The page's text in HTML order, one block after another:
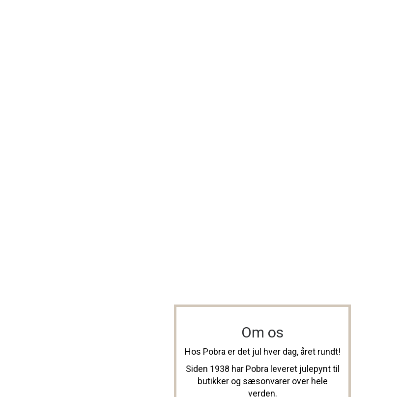
Om os
Hos Pobra er det jul hver dag, året rundt!
Siden 1938 har Pobra leveret julepynt til
butikker og sæsonvarer over hele
verden.